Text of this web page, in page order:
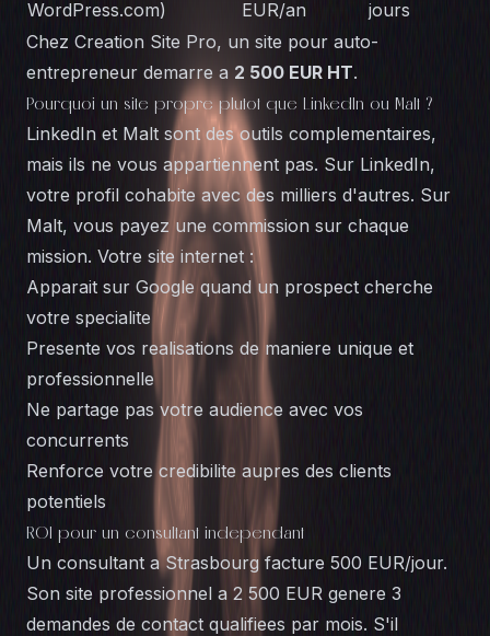
WordPress.com)
EUR/an
jours
Chez Creation Site Pro, un site pour auto-
entrepreneur demarre a 2 500 EUR HT.
Pourquoi un site propre plutot que LinkedIn ou Malt ?
LinkedIn et Malt sont des outils complementaires,
mais ils ne vous appartiennent pas. Sur LinkedIn,
votre profil cohabite avec des milliers d'autres. Sur
Malt, vous payez une commission sur chaque
mission. Votre site internet :
Apparait sur Google quand un prospect cherche
votre specialite
Presente vos realisations de maniere unique et
professionnelle
Ne partage pas votre audience avec vos
concurrents
Renforce votre credibilite aupres des clients
potentiels
ROI pour un consultant independant
Un consultant aStrasbourg facture 500 EUR/jour.
Son site professionnel a 2 500 EUR genere 3
demandes de contact qualifiees par mois. S'il